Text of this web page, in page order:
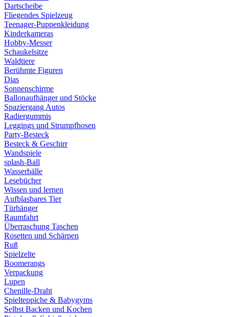
Dartscheibe
Fliegendes Spielzeug
Teenager-Puppenkleidung
Kinderkameras
Hobby-Messer
Schaukelsitze
Waldtiere
Berühmte Figuren
Dias
Sonnenschirme
Ballonaufhänger und Stöcke
Spaziergang Autos
Radiergummis
Leggings und Strumpfhosen
Party-Besteck
Besteck & Geschirr
Wandspiele
splash-Ball
Wasserbälle
Lesebücher
Wissen und lernen
Aufblasbares Tier
Türhänger
Raumfahrt
Überraschung Taschen
Rosetten und Schärpen
Ruß
Spielzelte
Boomerangs
Verpackung
Lupen
Chenille-Draht
Spielteppiche & Babygyms
Selbst Backen und Kochen